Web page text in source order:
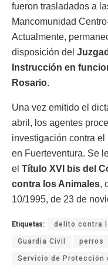
fueron trasladados a
Mancomunidad
Actualmente,
disposición del
Instrucción en
Rosario.
Una vez emitido el
abril, los agentes
investigación contra
en Fuerteventura. Se
el Título XVI bis del
contra los Animales,
10/1995, de 23 de
Etiquetas: delito contra
Guardia Civil perros
Servicio de Protección